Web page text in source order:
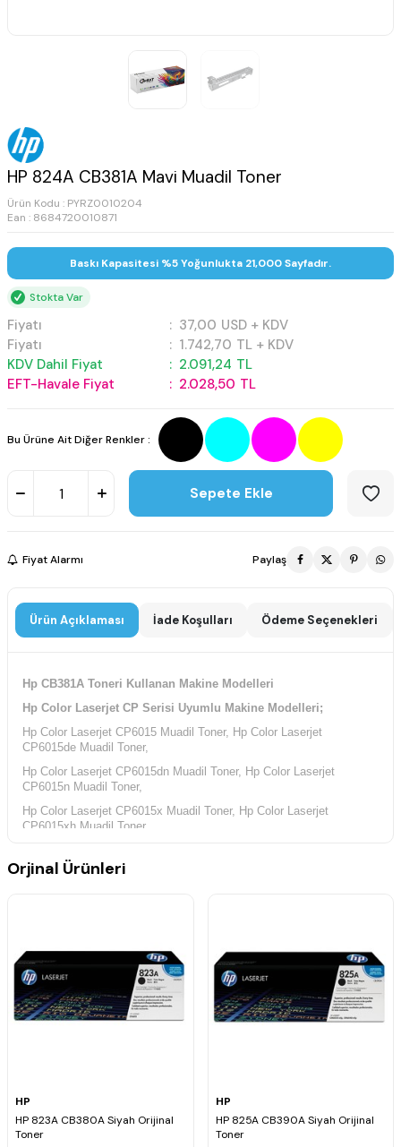
HP 824A CB381A Mavi Muadil Toner
Ürün Kodu : PYRZ0010204
Ean : 8684720010871
Baskı Kapasitesi %5 Yoğunlukta 21,000 Sayfadır.
Stokta Var
Fiyatı : 37,00 USD + KDV
Fiyatı
: 1.742,70 TL + KDV
KDV Dahil Fiyat
: 2.091,24 TL
EFT-Havale Fiyat
: 2.028,50 TL
Bu Ürüne Ait Diğer Renkler :
Sepete Ekle
Fiyat Alarmı Paylaş
Ürün Açıklaması İade Koşulları Ödeme Seçenekleri
Hp CB381A Toneri Kullanan Makine Modelleri
Hp Color Laserjet CP Serisi Uyumlu Makine Modelleri;
Hp Color Laserjet CP6015 Muadil Toner, Hp Color Laserjet
CP6015de Muadil Toner,
Hp Color Laserjet CP6015dn Muadil Toner, Hp Color Laserjet
CP6015n Muadil Toner,
Hp Color Laserjet CP6015x Muadil Toner, Hp Color Laserjet
CP6015xh Muadil Toner,
Hp Color Laserjet CM6030 Muadil Toner, Hp Color Laserjet CM6030f
Hp Color Laserjet CM6040f Muadil Toner, Hp Color Laserjet
CM6040mfp Muadil Toner,
Hp Yazıcı Kodları;
Hp Q3931A Yazıcı Kodu, Hp Q3932A Yazıcı Kodu, Hp Q3933A
Orjinal Ürünleri
HP
HP 823A CB380A Siyah Orijinal
Toner
HP
HP 825A CB390A Siyah Orijinal
Toner